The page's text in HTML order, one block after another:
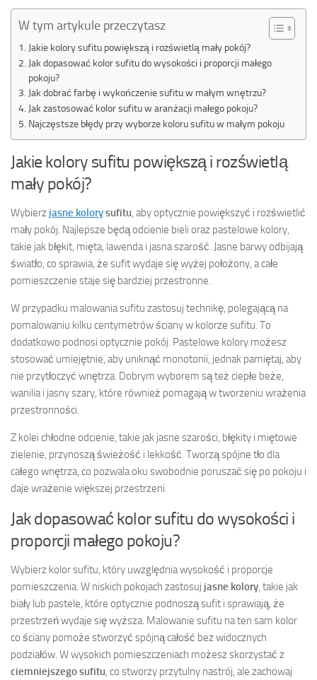
W tym artykule przeczytasz
Jakie kolory sufitu powiększą i rozświetlą mały pokój?
Jak dopasować kolor sufitu do wysokości i proporcji małego
pokoju?
Jak dobrać farbę i wykończenie sufitu w małym wnętrzu?
Jak zastosować kolor sufitu w aranżacji małego pokoju?
Najczęstsze błędy przy wyborze koloru sufitu w małym pokoju
Jakie kolory sufitu powiększą i rozświetlą
mały pokój?
Wybierz jasne kolorysufitu , aby optycznie powiększyć i rozświetlić
mały pokój. Najlepsze będą odcienie bieli oraz pastelowe kolory,
takie jak błękit, mięta, lawenda i jasna szarość. Jasne barwy odbijają
światło, co sprawia, że sufit wydaje się wyżej położony, a całe
pomieszczenie staje się bardziej przestronne.
W przypadku malowania sufitu zastosuj technikę, polegającą na
pomalowaniu kilku centymetrów ściany w kolorze sufitu. To
dodatkowo podnosi optycznie pokój. Pastelowe kolory możesz
stosować umiejętnie, aby uniknąć monotonii, jednak pamiętaj, aby
nie przytłoczyć wnętrza. Dobrym wyborem są też ciepłe beże,
wanilia i jasny szary, które również pomagają w tworzeniu wrażenia
przestronności.
Z kolei chłodne odcienie, takie jak jasne szarości, błękity i miętowe
zielenie, przynoszą świeżość i lekkość. Tworzą spójne tło dla
całego wnętrza, co pozwala oku swobodnie poruszać się po pokoju i
daje wrażenie większej przestrzeni.
Jak dopasować kolor sufitu do wysokości i
proporcji małego pokoju?
Wybierz kolor sufitu, który uwzględnia wysokość i proporcje
pomieszczenia. W niskich pokojach zastosuj jasne kolory , takie jak
biały lub pastele, które optycznie podnoszą sufit i sprawiają, że
przestrzeń wydaje się wyższa. Malowanie sufitu na ten sam kolor
co ściany pomoże stworzyć spójną całość bez widocznych
podziałów. W wysokich pomieszczeniach możesz skorzystać z
ciemniejszego sufitu , co stworzy przytulny nastrój, ale zachowaj